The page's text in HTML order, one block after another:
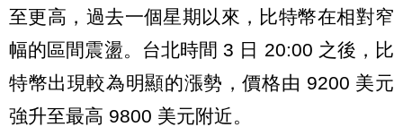
至更高，過去一個星期以來，比特幣在相對窄
幅的區間震盪。台北時間 3 日 20:00 之後，比
特幣出現較為明顯的漲勢，價格由 9200 美元
強升至最高 9800 美元附近。